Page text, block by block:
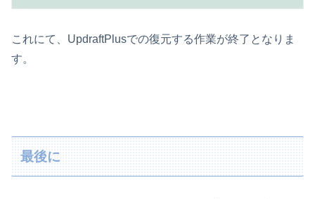
これにて、UpdraftPlusでの復元する作業が終了となりま
す。
最後に